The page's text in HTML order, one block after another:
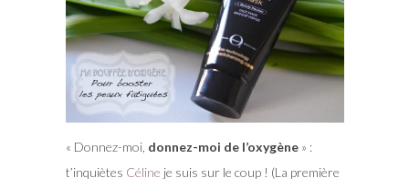
« Donnez-moi, donnez-moi de l’oxygène» :
t’inquiètes Céline je suis sur le coup ! (La première